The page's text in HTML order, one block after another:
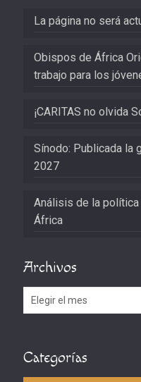
La página no será
Obispos de África
trabajo para los
¡CARITAS no olvida
Sínodo: Publicada la
2027
Análisis de la política
África
Archivos
Archivos
Categorías